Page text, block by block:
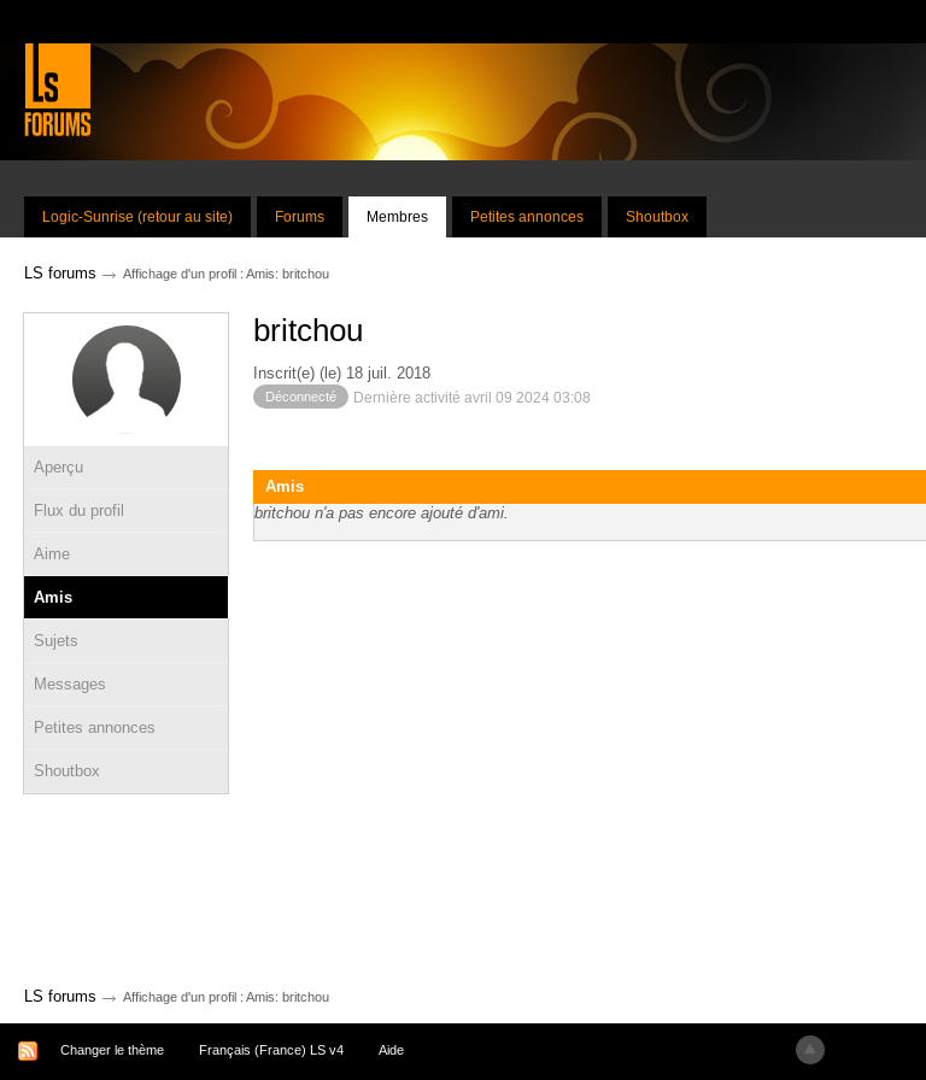
Logic-Sunrise (retour au site) Forums Membres Petites annonces Shoutbox
LS forums → Affichage d'un profil : Amis: britchou
Aperçu
Flux du profil
Aime
Amis
Sujets
Messages
Petites annonces
Shoutbox
britchou
Inscrit(e) (le) 18 juil. 2018
Déconnecté Dernière activité avril 09 2024 03:08
Amis
britchou n'a pas encore ajouté d'ami.
LS forums → Affichage d'un profil : Amis: britchou
Changer le thème Français (France) LS v4 Aide